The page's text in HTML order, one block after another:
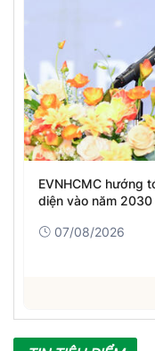
EVNHCMC hướng
diện vào năm 2030
07/08/2026